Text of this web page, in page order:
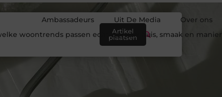
Ambassadeurs Uit De Media
Over ons
woontrends passen echt bij jouw huis, smaak en
Artikel
plaatsen